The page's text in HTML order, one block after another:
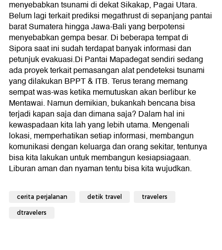
menyebabkan tsunami di dekat Sikakap, Pagai Utara.
Belum lagi terkait prediksi megathrust di sepanjang pantai
barat Sumatera hingga Jawa-Bali yang berpotensi
menyebabkan gempa besar. Di beberapa tempat di
Sipora saat ini sudah terdapat banyak informasi dan
petunjuk evakuasi.Di Pantai Mapadegat sendiri sedang
ada proyek terkait pemasangan alat pendeteksi tsunami
yang dilakukan BPPT & ITB. Terus terang memang
sempat was-was ketika memutuskan akan berlibur ke
Mentawai. Namun demikian, bukankah bencana bisa
terjadi kapan saja dan dimana saja? Dalam hal ini
kewaspadaan kita lah yang lebih utama. Mengenali
lokasi, memperhatikan setiap informasi, membangun
komunikasi dengan keluarga dan orang sekitar, tentunya
bisa kita lakukan untuk membangun kesiapsiagaan.
Liburan aman dan nyaman tentu bisa kita wujudkan.
cerita perjalanan detik travel travelers
dtravelers